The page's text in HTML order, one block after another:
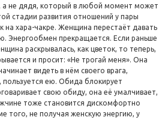
а не дядя, который в любой момент может
стадии развития отношений у пары
на хара-чакре. Женщина перестаёт давать
Энергообмен прекращается. Если раньше
раскрывалась, как цветок, то теперь,
и просит: «Не трогай меня». Она
видеть в нём своего врага,
пользуется ею. Обида блокирует
свою обиду, она её умалчивает,
тоже становится дискомфортно
того, не получая женскую энергию, у